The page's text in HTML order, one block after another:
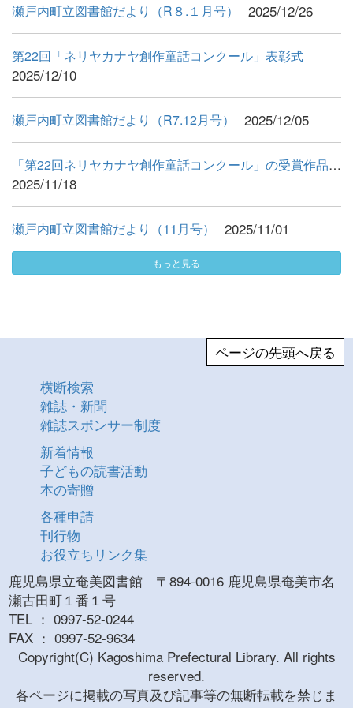
瀬戸内町立図書館だより（R８.１月号） 2025/12/26
第22回「ネリヤカナヤ創作童話コンクール」表彰式
2025/12/10
瀬戸内町立図書館だより（R7.12月号） 2025/12/05
「第22回ネリヤカナヤ創作童話コンクール」の受賞作品展示 開催...
2025/11/18
瀬戸内町立図書館だより（11月号） 2025/11/01
もっと見る
ページの先頭へ戻る
横断検索
雑誌・新聞
雑誌スポンサー制度
新着情報
子どもの読書活動
本の寄贈
各種申請
刊行物
お役立ちリンク集
鹿児島県立奄美図書館 〒894-0016 鹿児島県奄美市名
瀬古田町１番１号
TEL ： 0997-52-0244
FAX ： 0997-52-9634
Copyright(C) Kagoshima Prefectural Library. All rights
reserved.
各ページに掲載の写真及び記事等の無断転載を禁じま